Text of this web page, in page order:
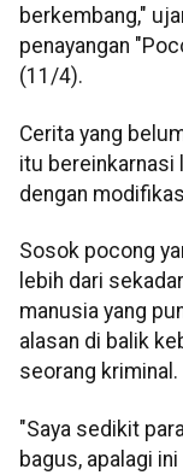
berkembang,"
penayangan
(11/4).
Cerita yang
itu bereinkarnasi
dengan
Sosok pocong
lebih dari
manusia yang
alasan di balik
seorang kriminal.
"Saya sedikit
bagus, apalagi